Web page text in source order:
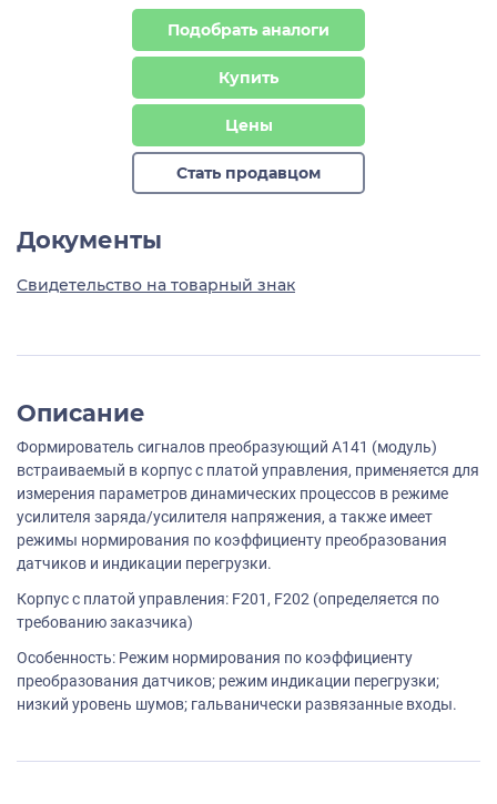
Подобрать аналоги
Купить
Цены
Стать продавцом
Документы
Свидетельство на товарный знак
Описание
Формирователь сигналов преобразующий A141 (модуль)
встраиваемый в корпус с платой управления, применяется для
измерения параметров динамических процессов в режиме
усилителя заряда/усилителя напряжения, а также имеет
режимы нормирования по коэффициенту преобразования
датчиков и индикации перегрузки.
Корпус с платой управления: F201, F202 (определяется по
требованию заказчика)
Особенность: Режим нормирования по коэффициенту
преобразования датчиков; режим индикации перегрузки;
низкий уровень шумов; гальванически развязанные входы.